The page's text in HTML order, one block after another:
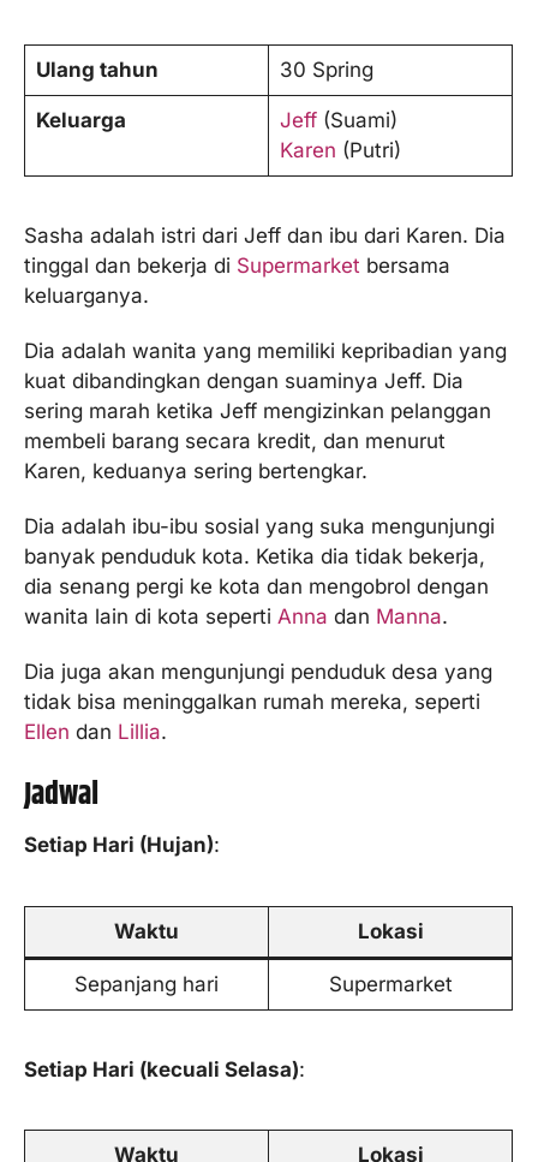
Ulang tahun 30 Spring
Keluarga Jeff(Suami)
Karen (Putri)
Sasha adalah istri dari Jeff dan ibu dari Karen. Dia
tinggal dan bekerja di Supermarket bersama
keluarganya.
Dia adalah wanita yang memiliki kepribadian yang
kuat dibandingkan dengan suaminya Jeff. Dia
sering marah ketika Jeff mengizinkan pelanggan
membeli barang secara kredit, dan menurut
Karen, keduanya sering bertengkar.
Dia adalah ibu-ibu sosial yang suka mengunjungi
banyak penduduk kota. Ketika dia tidak bekerja,
dia senang pergi ke kota dan mengobrol dengan
wanita lain di kota seperti Anna dan Manna.
Dia juga akan mengunjungi penduduk desa yang
tidak bisa meninggalkan rumah mereka, seperti
Ellen dan Lillia.
Jadwal
Setiap Hari (Hujan):
Waktu Lokasi
Sepanjang hari Supermarket
Setiap Hari (kecuali Selasa):
Waktu Lokasi